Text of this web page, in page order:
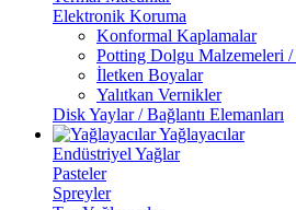
Elektronik Koruma
Konformal Kaplamalar
Potting Dolgu Malzemeleri
İletken Boyalar
Yalıtkan Vernikler
Disk Yaylar / Bağlantı Elemanları
Yağlayacılar
Endüstriyel Yağlar
Pasteler
Spreyler